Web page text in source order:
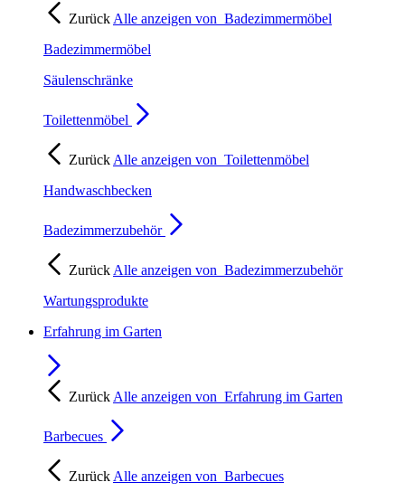
Zurück Alle anzeigen von Badezimmermöbel
Badezimmermöbel
Säulenschränke
Toilettenmöbel
Zurück Alle anzeigen von Toilettenmöbel
Handwaschbecken
Badezimmerzubehör
Zurück Alle anzeigen von Badezimmerzubehör
Wartungsprodukte
Erfahrung im Garten
Zurück Alle anzeigen von Erfahrung im Garten
Barbecues
Zurück Alle anzeigen von Barbecues